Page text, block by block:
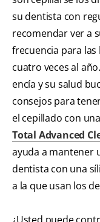
su dentista con
recomendar ver a
frecuencia para
cuatro veces al
encía y su salud
consejos para
el cepillado con
Total Advanced
ayuda a mantener
dentista con una
a la que usan los